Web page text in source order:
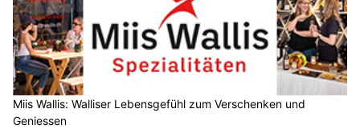
Miis Wallis: Walliser Lebensgefühl zum Verschenken und
Geniessen